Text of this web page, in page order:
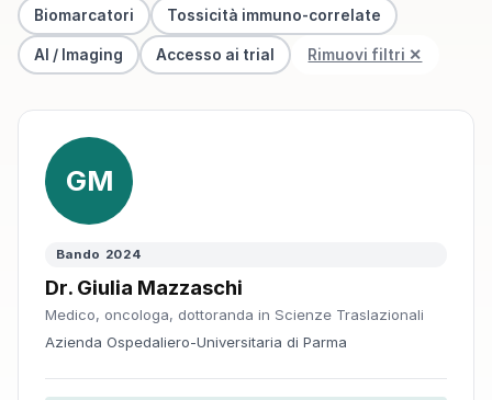
Biomarcatori Tossicità immuno-correlate
AI / Imaging Accesso ai trial Rimuovi filtri ✕
GM
Bando 2024
Dr. Giulia Mazzaschi
Medico, oncologa, dottoranda in Scienze Traslazionali
Azienda Ospedaliero-Universitaria di Parma